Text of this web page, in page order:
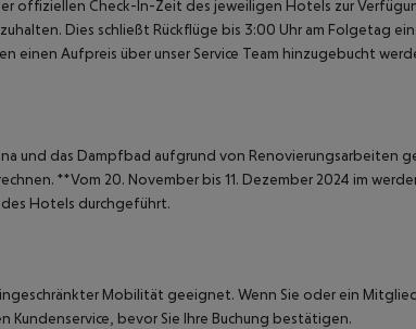
offiziellen Check-In-Zeit des jeweiligen Hotels zur
Dies schließt Rückflüge bis 3:00 Uhr am Folgetag
einen Aufpreis über unser Service Team hinzugebucht
und das Dampfbad aufgrund von Renovierungsarbeiten
**Vom 20. November bis 11. Dezember 2024 im
Hotels durchgeführt.
Mobilität geeignet. Wenn Sie oder ein
Kundenservice, bevor Sie Ihre Buchung bestätigen.